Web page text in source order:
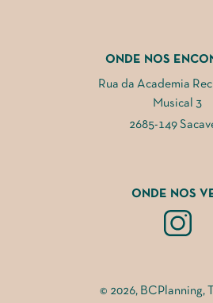
ONDE NOS
Rua da Academia
Musical 3
2685-149
ONDE NOS
© 2026, BCPlanning,